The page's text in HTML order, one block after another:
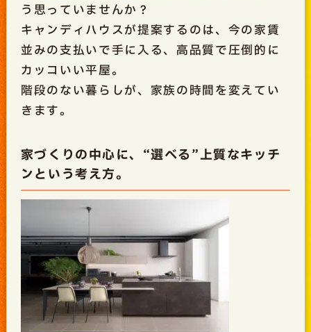
う思っていませんか？
キャンディハウスが提案するのは、今の家賃
並みの支払いで手に入る、高品質で圧倒的に
カッコいい平屋。
階段のない暮らしが、家族の時間を変えてい
きます。
家づくりの中心に、“選べる”上質なキッチ
ンという考え方。